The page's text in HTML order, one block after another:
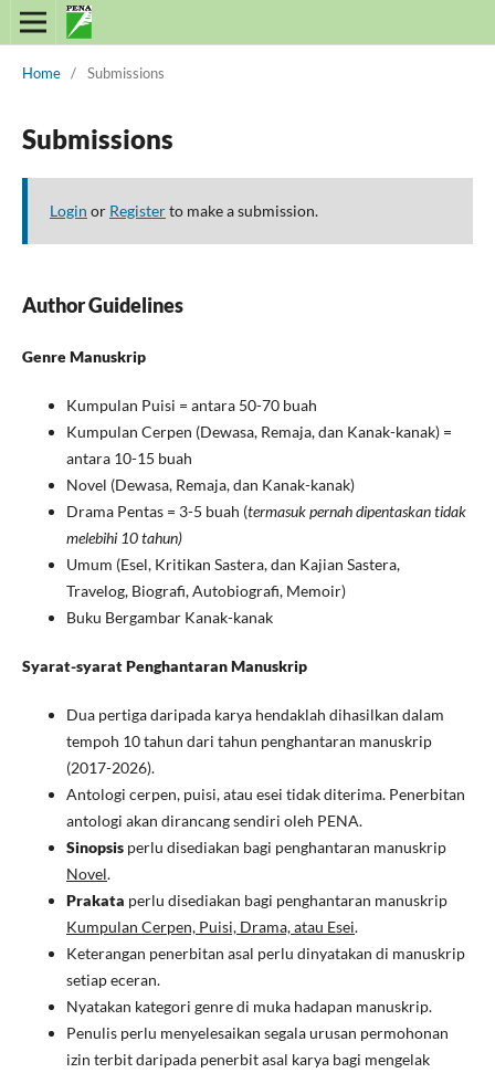
Home / Submissions
Submissions
Login or Registerto make a submission.
Author Guidelines
Genre Manuskrip
Kumpulan Puisi = antara 50-70 buah
Kumpulan Cerpen (Dewasa, Remaja, dan Kanak-kanak) =
antara 10-15 buah
Novel (Dewasa, Remaja, dan Kanak-kanak)
Drama Pentas = 3-5 buah (termasuk pernah dipentaskan tidak
melebihi 10 tahun)
Umum (Esel, Kritikan Sastera, dan Kajian Sastera,
Travelog, Biografi, Autobiografi, Memoir)
Buku Bergambar Kanak-kanak
Syarat-syarat Penghantaran Manuskrip
Dua pertiga daripada karya hendaklah dihasilkan dalam
tempoh 10 tahun dari tahun penghantaran manuskrip
(2017-2026).
Antologi cerpen, puisi, atau esei tidak diterima. Penerbitan
antologi akan dirancang sendiri oleh PENA.
Sinopsis perlu disediakan bagi penghantaran manuskrip
Novel.
Prakata perlu disediakan bagi penghantaran manuskrip
Kumpulan Cerpen, Puisi, Drama, atau Esei.
Keterangan penerbitan asal perlu dinyatakan di manuskrip
setiap eceran.
Nyatakan kategori genre di muka hadapan manuskrip.
Penulis perlu menyelesaikan segala urusan permohonan
izin terbit daripada penerbit asal karya bagi mengelak